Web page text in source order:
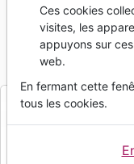
Ambiente
Référence
Editeur Ambiente
Ces cookies
visites, les
appuyons sur
web.
En fermant cette
tous les cookies.